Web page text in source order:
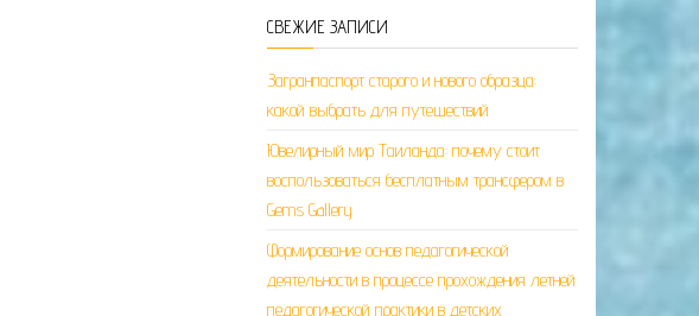
СВЕЖИЕ ЗАПИСИ
Загранпаспорт старого и нового образца:
какой выбрать для путешествий
Ювелирный мир Таиланда: почему стоит
воспользоваться бесплатным трансфером в
Gems Gallery
Формирование основ педагогической
деятельности в процессе прохождения летней
педагогической практики в детских